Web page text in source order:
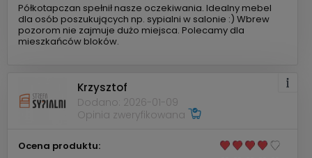
Półkotapczan spełnił nasze oczekiwania. Idealny mebel
dla osób poszukujących np. sypialni w salonie :) Wbrew
pozorom nie zajmuje dużo miejsca. Polecamy dla
mieszkańców bloków.
Krzysztof
Dodano: 2026-01-09
Opinia zweryfikowana
Ocena produktu: